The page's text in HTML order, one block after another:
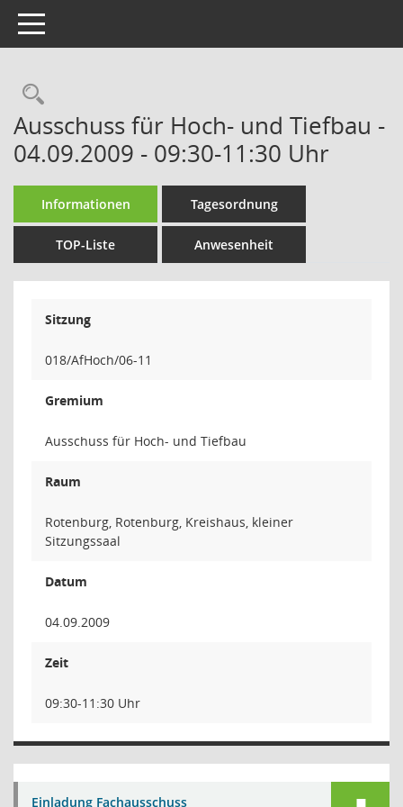
Toggle navigation
Rechercheauswahl
Ausschuss für Hoch- und Tiefbau -
04.09.2009 - 09:30-11:30 Uhr
Informationen Tagesordnung
TOP-Liste Anwesenheit
Sitzung
018/AfHoch/06-11
Gremium
Ausschuss für Hoch- und Tiefbau
Raum
Rotenburg, Rotenburg, Kreishaus, kleiner
Sitzungssaal
Datum
04.09.2009
Zeit
09:30-11:30 Uhr
Einladung Fachausschuss